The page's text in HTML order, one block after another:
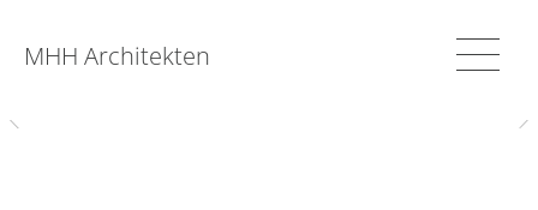
MHH Architekten